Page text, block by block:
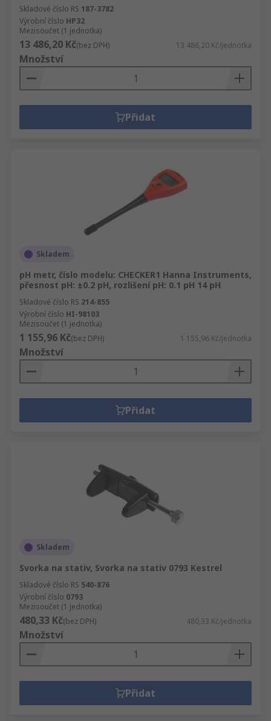
Skladové číslo RS 187-3782
Výrobní číslo HP32
Mezisoučet (1 jednotka)
13 486,20 Kč(bez DPH) 13 486,20 Kč/jednotka
Množství
Přidat
Skladem
pH metr, číslo modelu: CHECKER1 Hanna Instruments,
přesnost pH: ±0.2 pH, rozlišení pH: 0.1 pH 14 pH
Skladové číslo RS 214-855
Výrobní číslo HI-98103
Mezisoučet (1 jednotka)
1 155,96 Kč(bez DPH) 1 155,96 Kč/jednotka
Množství
Přidat
Skladem
Svorka na stativ, Svorka na stativ 0793 Kestrel
Skladové číslo RS 540-876
Výrobní číslo 0793
Mezisoučet (1 jednotka)
480,33 Kč(bez DPH) 480,33 Kč/jednotka
Množství
Přidat